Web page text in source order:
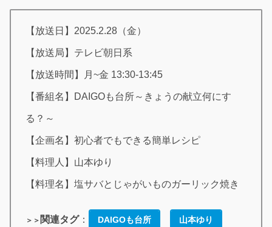
【放送日】2025.2.28（金）
【放送局】テレビ朝日系
【放送時間】月~金 13:30-13:45
【番組名】DAIGOも台所～きょうの献立何にす
る？～
【企画名】初心者でもできる簡単レシピ
【料理人】山本ゆり
【料理名】塩サバとじゃがいものガーリック焼き
＞＞ 関連タグ： DAIGOも台所 山本ゆり